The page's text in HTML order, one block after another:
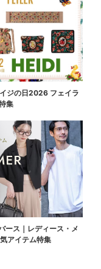
ジの日2026 フェイラ
集
ース｜レディース・メ
アイテム特集